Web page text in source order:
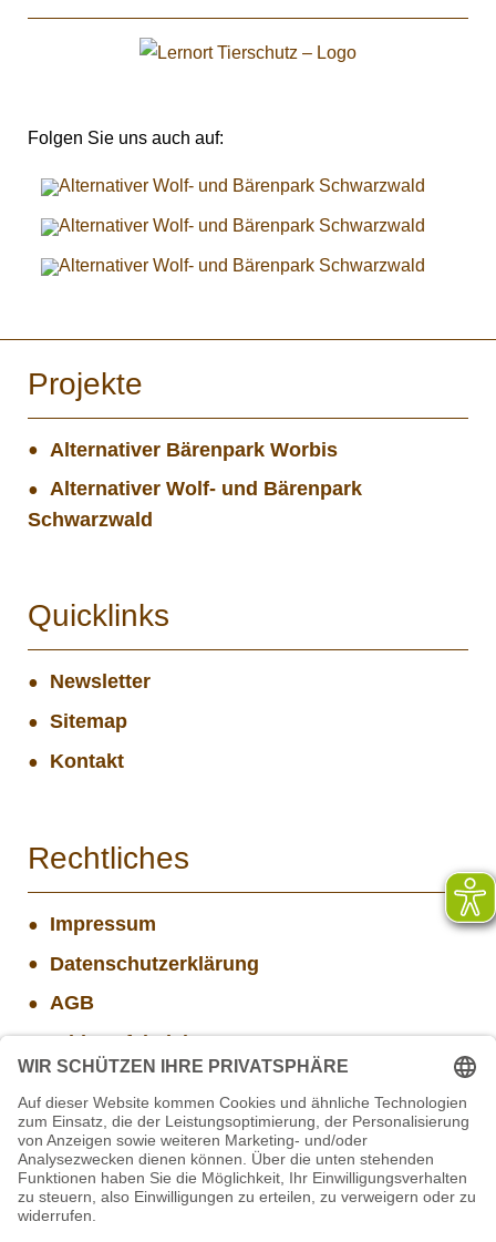
Folgen Sie uns auch auf:
Projekte
Alternativer Bärenpark Worbis
Alternativer Wolf- und Bärenpark
Schwarzwald
Quicklinks
Newsletter
Sitemap
Kontakt
Rechtliches
Impressum
Datenschutzerklärung
AGB
Widerrufsbelehrung
Aktuelle Stellenangebote